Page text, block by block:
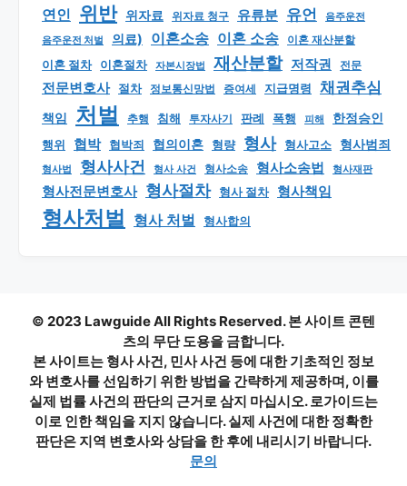
연인 위반 위자료 위자료 청구 유류분 유언 음주운전
음주운전 처벌 의료) 이혼소송 이혼 소송 이혼 재산분할
이혼 절차 이혼절차 자본시장법 재산분할 저작권 전문
전문변호사 절차 정보통신망법 증여세 지급명령 채권추심
책임 처벌 추행 침해 투자사기 판례 폭행 피해 한정승인
행위 협박 협박죄 협의이혼 형량 형사 형사고소 형사범죄
형사법 형사사건 형사 사건 형사소송 형사소송법 형사재판
형사전문변호사 형사절차 형사 절차 형사책임
형사처벌 형사 처벌 형사합의
© 2023 Lawguide All Rights Reserved. 본 사이트 콘텐
츠의 무단 도용을 금합니다.
본 사이트는 형사 사건, 민사 사건 등에 대한 기초적인 정보
와 변호사를 선임하기 위한 방법을 간략하게 제공하며, 이를
실제 법률 사건의 판단의 근거로 삼지 마십시오. 로가이드는
이로 인한 책임을 지지 않습니다. 실제 사건에 대한 정확한
판단은 지역 변호사와 상담을 한 후에 내리시기 바랍니다.
문의